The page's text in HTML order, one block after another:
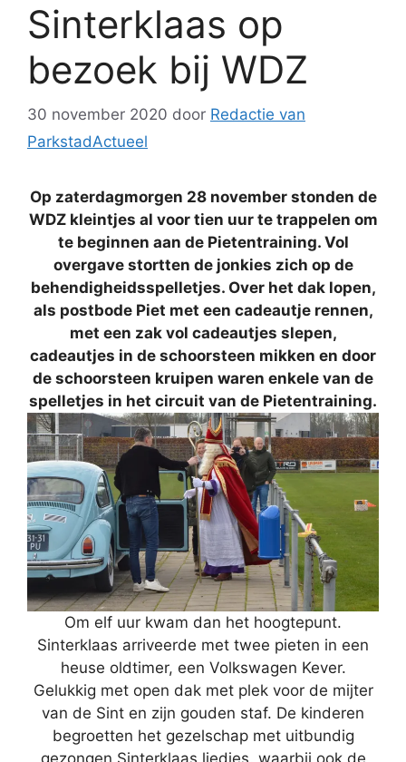
Sinterklaas op
bezoek bij WDZ
30 november 2020 door Redactie van
ParkstadActueel
Op zaterdagmorgen 28 november stonden de
WDZ kleintjes al voor tien uur te trappelen om
te beginnen aan de Pietentraining. Vol
overgave stortten de jonkies zich op de
behendigheidsspelletjes. Over het dak lopen,
als postbode Piet met een cadeautje rennen,
met een zak vol cadeautjes slepen,
cadeautjes in de schoorsteen mikken en door
de schoorsteen kruipen waren enkele van de
spelletjes in het circuit van de Pietentraining.
Om elf uur kwam dan het hoogtepunt.
Sinterklaas arriveerde met twee pieten in een
heuse oldtimer, een Volkswagen Kever.
Gelukkig met open dak met plek voor de mijter
van de Sint en zijn gouden staf. De kinderen
begroetten het gezelschap met uitbundig
gezongen Sinterklaas liedjes, waarbij ook de